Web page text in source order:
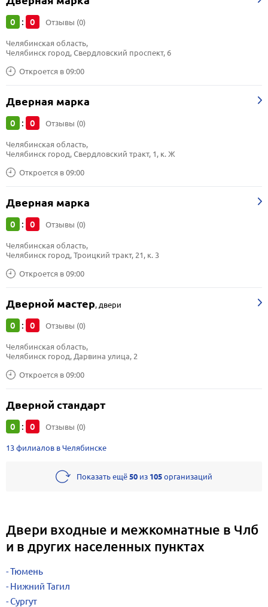
0 : 0 Отзывы (0)
Откроется в 09:00
Челябинская область,
Челябинск город, Свердловский проспект, 6
Дверная марка
0 : 0 Отзывы (0)
Откроется в 09:00
Челябинская область,
Челябинск город, Свердловский тракт, 1, к. Ж
Дверная марка
0 : 0 Отзывы (0)
Откроется в 09:00
Челябинская область,
Челябинск город, Троицкий тракт, 21, к. 3
Дверной мастер, двери
0 : 0 Отзывы (0)
Откроется в 09:00
Челябинская область,
Челябинск город, Дарвина улица, 2
Дверной стандарт
0 : 0 Отзывы (0)
13 филиалов в Челябинске
Показать ещё50 из 105организаций
Двери входные и межкомнатные в Члб
и в других населенных пунктах
Тюмень
Нижний Тагил
Сургут